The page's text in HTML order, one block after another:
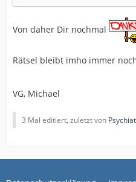
Von daher Dir nochmal
Rätsel bleibt imho immer
VG, Michael
3 Mal editiert, zuletzt von